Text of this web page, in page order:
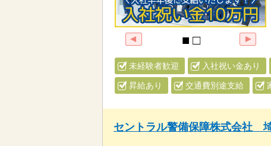
未経験者歓迎 入社祝い金あり
昇給あり 交通費別途支給
セントラル警備保障株式会社 埼